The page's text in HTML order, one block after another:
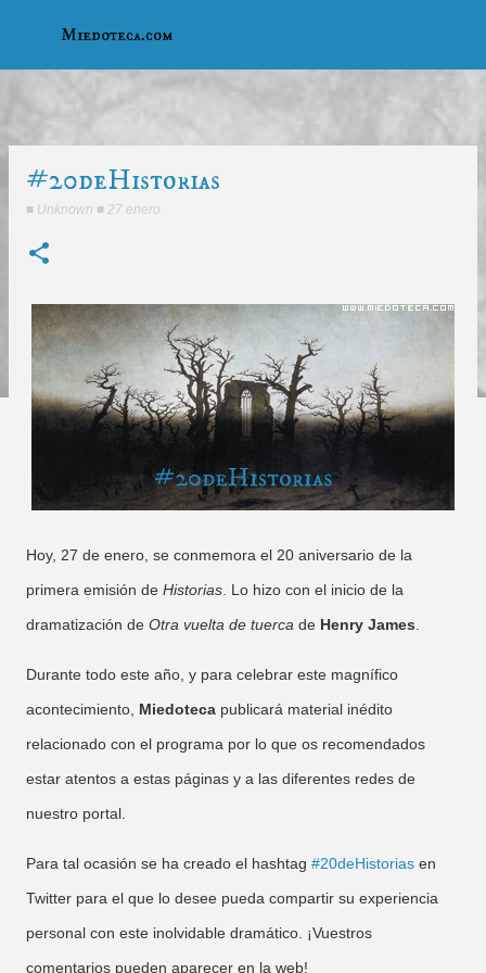
Miedoteca.com
#20deHistorias
■ Unknown ■ 27 enero
Hoy, 27 de enero, se conmemora el 20 aniversario de la
primera emisión de Historias . Lo hizo con el inicio de la
dramatización de Otra vuelta de tuerca de Henry James
Durante todo este año, y para celebrar este magnífico
acontecimiento, Miedoteca publicará material inédito
relacionado con el programa por lo que os recomendados
estar atentos a estas páginas y a las diferentes redes de
nuestro portal.
Para tal ocasión se ha creado el hashtag #20deHistorias en
Twitter para el que lo desee pueda compartir su experiencia
personal con este inolvidable dramático. ¡Vuestros
comentarios pueden aparecer en la web!